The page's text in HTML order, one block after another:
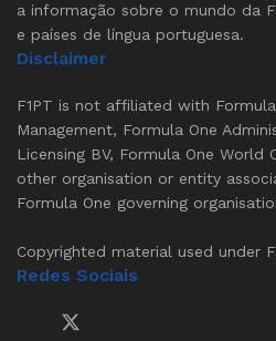
a informação sobre o mundo da
e países de língua portuguesa.
Disclaimer
F1PT is not affiliated with Formula
Management, Formula One
Licensing BV, Formula One World
other organisation or entity
Formula One governing
Copyrighted material used under
Redes Sociais